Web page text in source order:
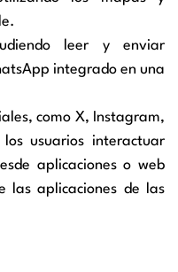
leer y enviar
integrado en una
como X, Instagram,
usuarios interactuar
aplicaciones o web
las aplicaciones de las